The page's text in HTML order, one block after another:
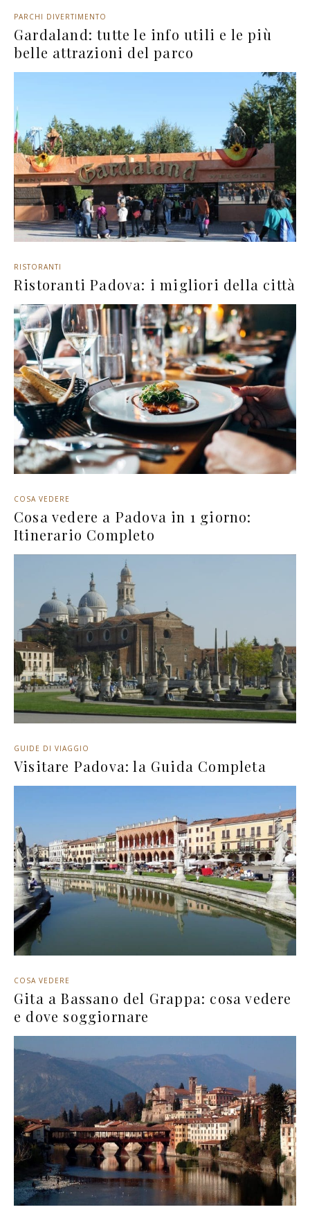
PARCHI DIVERTIMENTO
Gardaland: tutte le info utili e le più
belle attrazioni del parco
RISTORANTI
Ristoranti Padova: i migliori della città
COSA VEDERE
Cosa vedere a Padova in 1 giorno:
Itinerario Completo
GUIDE DI VIAGGIO
Visitare Padova: la Guida Completa
COSA VEDERE
Gita a Bassano del Grappa: cosa vedere
e dove soggiornare